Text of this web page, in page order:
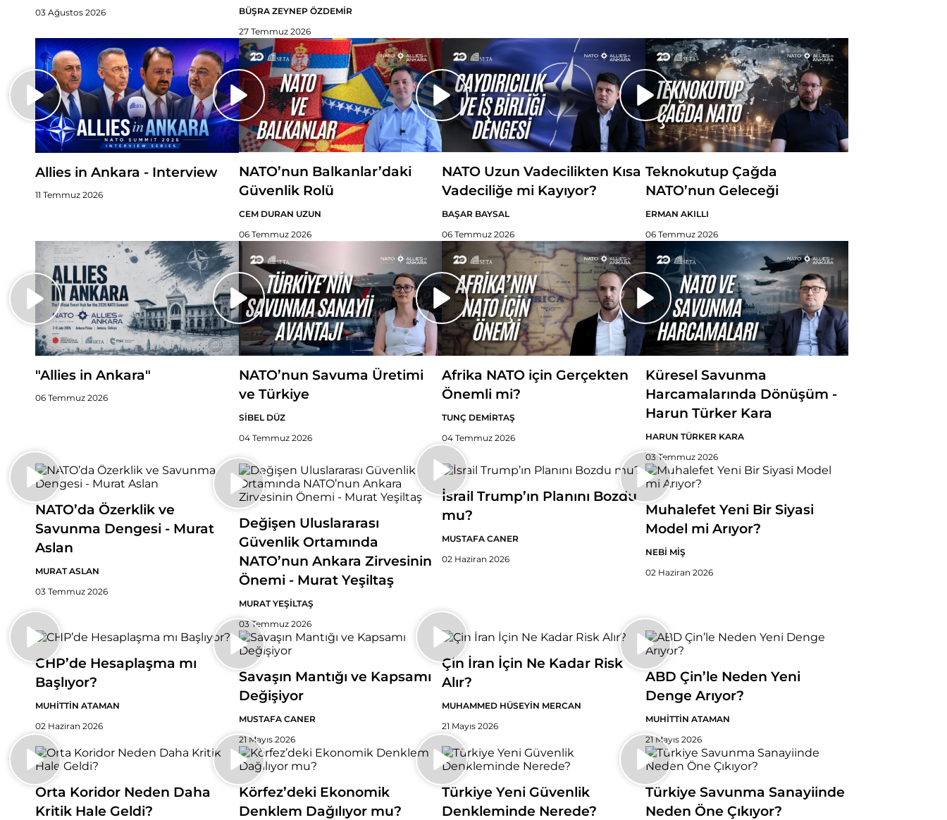
03 Ağustos 2026
BÜŞRA ZEYNEP ÖZDEMİR
27 Temmuz 2026
Allies in Ankara - Interview
11 Temmuz 2026
NATO’nun Balkanlar’daki
Güvenlik Rolü
CEM DURAN UZUN
06 Temmuz 2026
NATO Uzun Vadecilikten Kısa
Vadeciliğe mi Kayıyor?
BAŞAR BAYSAL
06 Temmuz 2026
Teknokutup Çağda
NATO’nun Geleceği
ERMAN AKILLI
06 Temmuz 2026
"Allies in Ankara"
06 Temmuz 2026
NATO’nun Savuma Üretimi
ve Türkiye
SİBEL DÜZ
04 Temmuz 2026
Afrika NATO için Gerçekten
Önemli mi?
TUNÇ DEMİRTAŞ
04 Temmuz 2026
Küresel Savunma
Harcamalarında Dönüşüm -
Harun Türker Kara
HARUN TÜRKER KARA
03 Temmuz 2026
NATO’da Özerklik ve
Savunma Dengesi - Murat
Aslan
MURAT ASLAN
03 Temmuz 2026
Değişen Uluslararası
Güvenlik Ortamında
NATO’nun Ankara Zirvesinin
Önemi - Murat Yeşiltaş
MURAT YEŞİLTAŞ
03 Temmuz 2026
İsrail Trump’ın Planını Bozdu
mu?
MUSTAFA CANER
02 Haziran 2026
Muhalefet Yeni Bir Siyasi
Model mi Arıyor?
NEBİ MİŞ
02 Haziran 2026
CHP’de Hesaplaşma mı
Başlıyor?
MUHİTTİN ATAMAN
02 Haziran 2026
Savaşın Mantığı ve Kapsamı
Değişiyor
MUSTAFA CANER
21 Mayıs 2026
Çin İran İçin Ne Kadar Risk
Alır?
MUHAMMED HÜSEYİN MERCAN
21 Mayıs 2026
ABD Çin’le Neden Yeni
Denge Arıyor?
MUHİTTİN ATAMAN
21 Mayıs 2026
Orta Koridor Neden Daha
Kritik Hale Geldi?
Körfez’deki Ekonomik
Denklem Dağılıyor mu?
Türkiye Yeni Güvenlik
Denkleminde Nerede?
Türkiye Savunma Sanayiinde
Neden Öne Çıkıyor?